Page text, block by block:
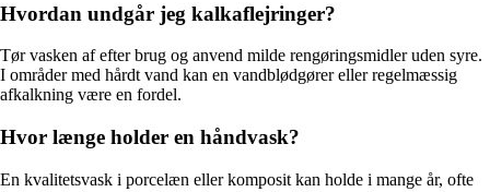
Hvordan undgår jeg kalkaflejringer?
Tør vasken af efter brug og anvend milde rengøringsmidler uden syre.
I områder med hårdt vand kan en vandblødgører eller regelmæssig
afkalkning være en fordel.
Hvor længe holder en håndvask?
En kvalitetsvask i porcelæn eller komposit kan holde i mange år, ofte